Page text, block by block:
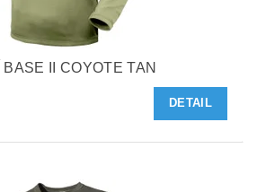
II COYOTE TAN
DETAIL